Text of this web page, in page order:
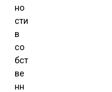
но
сти
в
со
бст
ве
нн